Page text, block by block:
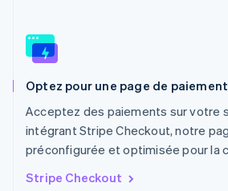
Optez pour une page de
Acceptez des paiements sur votre
intégrant Stripe Checkout, notre
préconfigurée et optimisée pour la
Stripe Checkout
République tchèque
English
English
Royaume-Uni
English
Singapour
English简体中文
English